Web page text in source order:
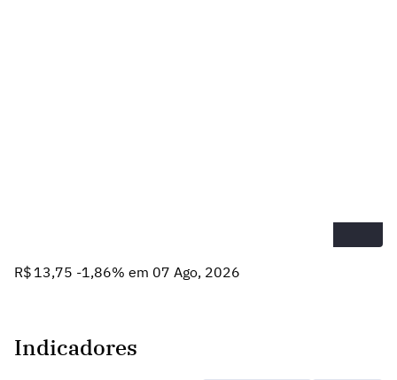
R$ 13,75 -1,86% em 07 Ago, 2026
Indicadores